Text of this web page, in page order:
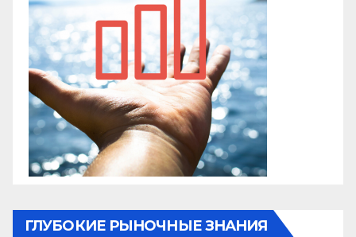
ГЛУБОКИЕ РЫНОЧНЫЕ ЗНАНИЯ